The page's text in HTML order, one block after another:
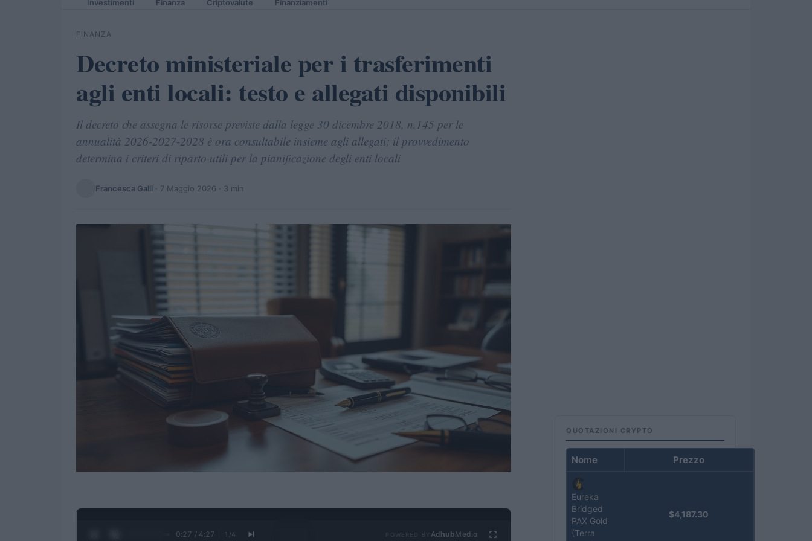
Investimenti Finanza Criptovalute Finanziamenti
FINANZA
Decreto ministeriale per i trasferimenti
agli enti locali: testo e allegati disponibili
Il decreto che assegna le risorse previste dalla legge 30 dicembre 2018, n.145 per le
annualità 2026-2027-2028 è ora consultabile insieme agli allegati; il provvedimento
determina i criteri di riparto utili per la pianificazione degli enti locali
Francesca Galli · 7 Maggio 2026 · 3 min
0:28 / 4:27 1 /4 Ad hubMedia
QUOTAZIONI CRYPTO
Nome Prezzo
Eureka
Bridged
PAX Gold
(Terra
$4,187.30